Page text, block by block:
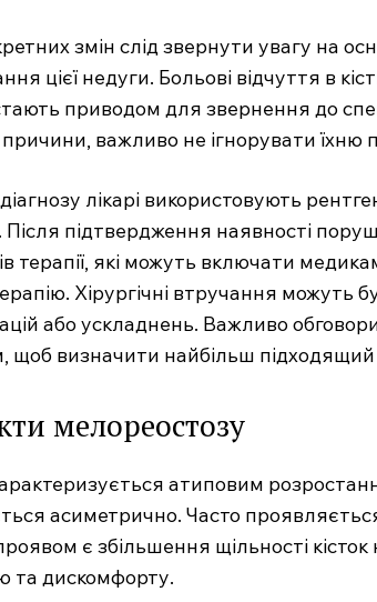
MedTerms.com.ua
професійний медичний
портал
змін слід звернути увагу на
цієї недуги. Больові відчуття в
приводом для звернення до
важливо не ігнорувати їхню
лікарі використовують
Після підтвердження наявності
терапії, які можуть включати
Хірургічні втручання можуть
або ускладнень. Важливо
щоб визначити найбільш
мелореостозу
атиповим
асиметрично. Часто
є збільшення щільності
та дискомфорту.